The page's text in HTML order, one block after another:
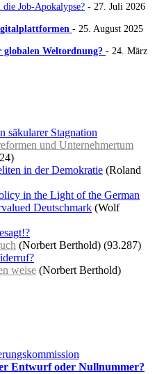
Job-Apokalypse? - 27. Juli 2026
- 25. August 2025
globalen Weltordnung? - 24. März
säkularer Stagnation
und Unternehmertum
in der Demokratie (Roland
in the Light of the German
Deutschmark (Wolf
(Norbert Berthold) (93.287)
weise (Norbert Berthold)
Entwurf oder Nullnummer?